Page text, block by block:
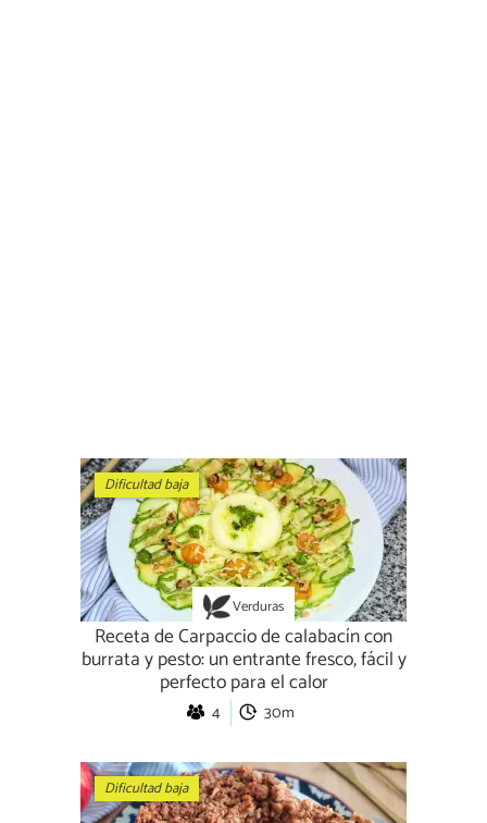
Dificultad baja
Verduras
Receta de Carpaccio de calabacín con
burrata y pesto: un entrante fresco, fácil y
perfecto para el calor
4 30m
Dificultad baja